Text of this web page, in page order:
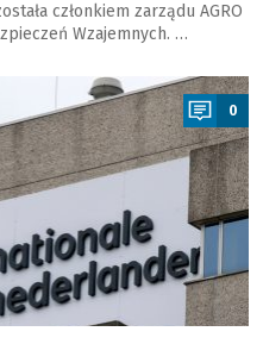
członkiem zarządu AGRO
Wzajemnych. …
0